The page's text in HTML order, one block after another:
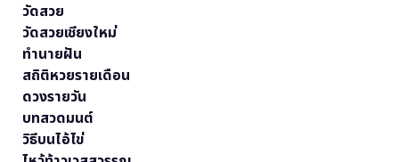
วัดสวย
วัดสวยเชียงใหม่
ทำนายฝัน
สถิติหวยรายเดือน
ดวงรายวัน
บทสวดมนต์
วิธีบนไอ้ไข่